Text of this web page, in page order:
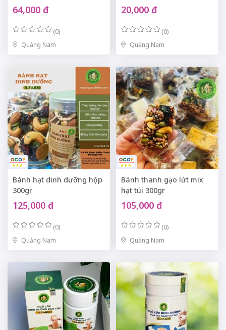
64,000 đ
(0)
Quảng Nam
20,000 đ
(0)
Quảng Nam
Bánh hạt dinh dưỡng hộp
300gr
125,000 đ
(0)
Quảng Nam
Bánh thanh gạo lứt mix
hạt túi 300gr
105,000 đ
(0)
Quảng Nam